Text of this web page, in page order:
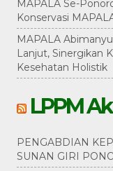
MAPALA Se-
Konservasi
MAPALA
Lanjut, Sinergikan
Kesehatan Holistik
LPPM
PENGABDIAN
SUNAN GIRI